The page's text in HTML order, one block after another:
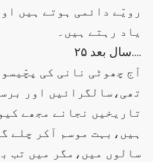
رویّے دائمی ہوتے ہیں
یاد رہتے ہیں۔
۲۵ سال بعد….
آج چھوٹی نانی کی
تھی،سالگرائیں اور
تاریخیں نجانے مجھے
ہیں،بہت موسم آکر چلے
سالوں میں،مگر میں تب